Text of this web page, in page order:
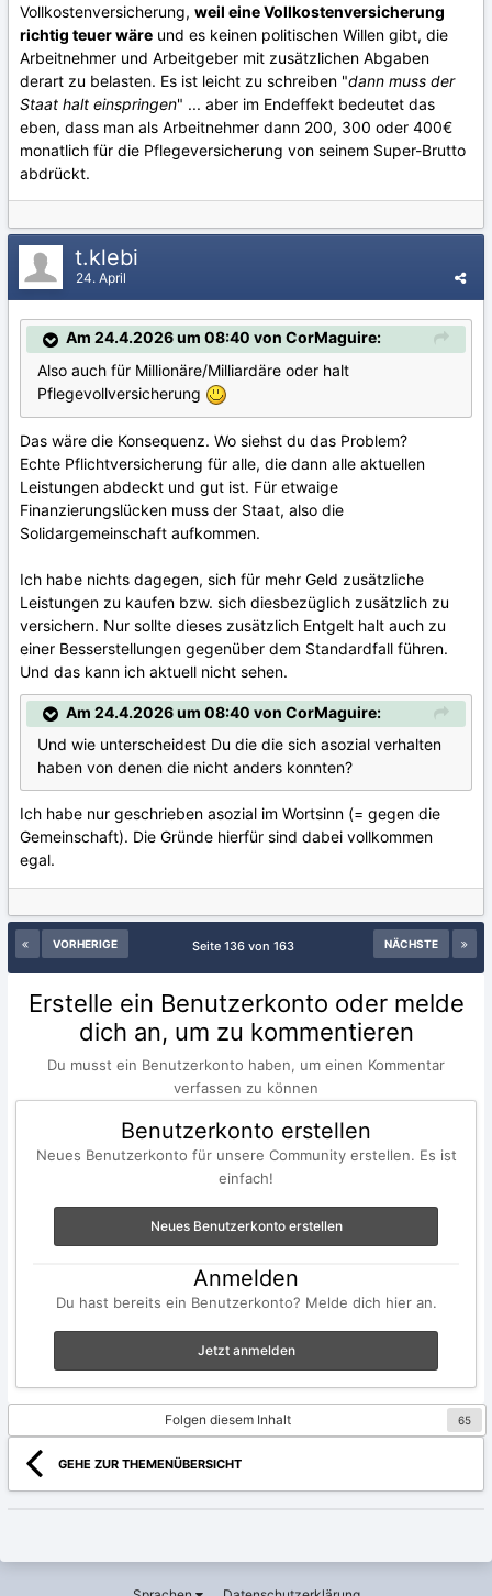
Vollkostenversicherung, weil eine Vollkostenversicherung
richtig teuer wäre und es keinen politischen Willen gibt, die
Arbeitnehmer und Arbeitgeber mit zusätzlichen Abgaben
derart zu belasten. Es ist leicht zu schreiben "dann muss der
Staat halt einspringen" ... aber im Endeffekt bedeutet das
eben, dass man als Arbeitnehmer dann 200, 300 oder 400€
monatlich für die Pflegeversicherung von seinem Super-Brutto
abdrückt.
t.klebi
24. April
Am 24.4.2026 um 08:40 von CorMaguire:
Also auch für Millionäre/Milliardäre oder halt
Pflegevollversicherung
Das wäre die Konsequenz. Wo siehst du das Problem?
Echte Pflichtversicherung für alle, die dann alle aktuellen
Leistungen abdeckt und gut ist. Für etwaige
Finanzierungslücken muss der Staat, also die
Solidargemeinschaft aufkommen.
Ich habe nichts dagegen, sich für mehr Geld zusätzliche
Leistungen zu kaufen bzw. sich diesbezüglich zusätzlich zu
versichern. Nur sollte dieses zusätzlich Entgelt halt auch zu
einer Besserstellungen gegenüber dem Standardfall führen.
Und das kann ich aktuell nicht sehen.
Am 24.4.2026 um 08:40 von CorMaguire:
Und wie unterscheidest Du die die sich asozial verhalten
haben von denen die nicht anders konnten?
Ich habe nur geschrieben asozial im Wortsinn (= gegen die
Gemeinschaft). Die Gründe hierfür sind dabei vollkommen
egal.
VORHERIGE NÄCHSTE
Seite 136 von 163
Erstelle ein Benutzerkonto oder melde
dich an, um zu kommentieren
Du musst ein Benutzerkonto haben, um einen Kommentar
verfassen zu können
Benutzerkonto erstellen
Neues Benutzerkonto für unsere Community erstellen. Es ist
einfach!
Neues Benutzerkonto erstellen
Anmelden
Du hast bereits ein Benutzerkonto? Melde dich hier an.
Jetzt anmelden
Folgen diesem Inhalt 65
GEHE ZUR THEMENÜBERSICHT